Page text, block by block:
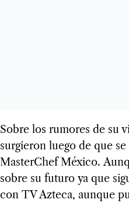
Sobre los rumores de su
surgieron luego de que
MasterChef México.
sobre su futuro ya que
con TV Azteca, aunque